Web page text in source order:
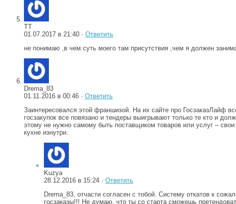
ТТ
01.07.2017 в 21:40 · Ответить
не понимаю ,в чем суть моего там присутствия ,чем я должен
Drema_83
01.11.2016 в 00:46 · Ответить
Заинтересовался этой франшизой. На их сайте про ГосзаказЛайф
госзакупок все повязано и тендеры выигрывают только те кто и
этому не нужно самому быть поставщиком товаров или услуг –
кухне изнутри.
Kuzya
28.12.2016 в 15:24 · Ответить
Drema_83, отчасти согласен с тобой. Систему откатов к
госзаказы!!! Не думаю, что ты со старта сможешь